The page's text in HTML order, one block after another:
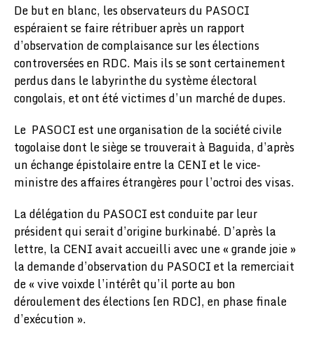
De but en blanc, les observateurs du PASOCI
espéraient se faire rétribuer après un rapport
d’observation de complaisance sur les élections
controversées en RDC. Mais ils se sont certainement
perdus dans le labyrinthe du système électoral
congolais, et ont été victimes d’un marché de dupes.
Le PASOCI est une organisation de la société civile
togolaise dont le siège se trouverait à Baguida, d’après
un échange épistolaire entre la CENI et le vice-
ministre des affaires étrangères pour l’octroi des visas.
La délégation du PASOCI est conduite par leur
président qui serait d’origine burkinabé. D’après la
lettre, la CENI avait accueilli avec une « grande joie »
la demande d’observation du PASOCI et la remerciait
de « vive voixde l’intérêt qu’il porte au bon
déroulement des élections [en RDC], en phase finale
d’exécution ».